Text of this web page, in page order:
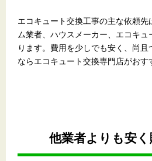
エコキュート交換工事の主な依頼先
ム業者、ハウスメーカー、エコキ
ります。費用を少しでも安く、尚
ならエコキュート交換専門店がおす
他業者よりも安